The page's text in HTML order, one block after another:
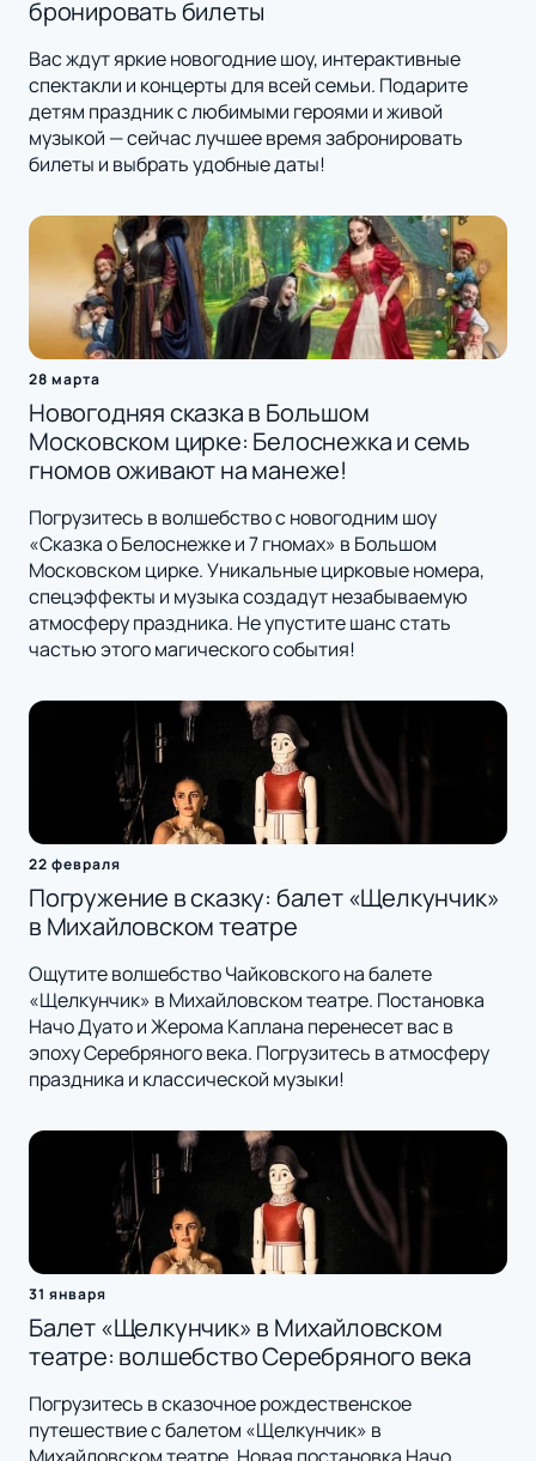
бронировать билеты
Вас ждут яркие новогодние шоу, интерактивные
спектакли и концерты для всей семьи. Подарите
детям праздник с любимыми героями и живой
музыкой — сейчас лучшее время забронировать
билеты и выбрать удобные даты!
28 марта
Новогодняя сказка в Большом
Московском цирке: Белоснежка и семь
гномов оживают на манеже!
Погрузитесь в волшебство с новогодним шоу
«Сказка о Белоснежке и 7 гномах» в Большом
Московском цирке. Уникальные цирковые номера,
спецэффекты и музыка создадут незабываемую
атмосферу праздника. Не упустите шанс стать
частью этого магического события!
22 февраля
Погружение в сказку: балет «Щелкунчик»
в Михайловском театре
Ощутите волшебство Чайковского на балете
«Щелкунчик» в Михайловском театре. Постановка
Начо Дуато и Жерома Каплана перенесет вас в
эпоху Серебряного века. Погрузитесь в атмосферу
праздника и классической музыки!
31 января
Балет «Щелкунчик» в Михайловском
театре: волшебство Серебряного века
Погрузитесь в сказочное рождественское
путешествие с балетом «Щелкунчик» в